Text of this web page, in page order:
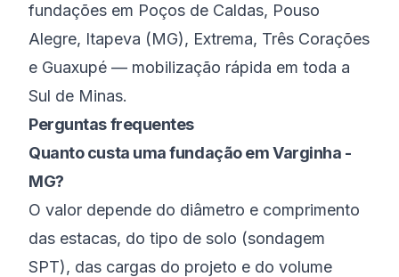
fundações em Poços de Caldas, Pouso
Alegre, Itapeva (MG), Extrema, Três Corações
e Guaxupé — mobilização rápida em toda a
Sul de Minas.
Perguntas frequentes
Quanto custa uma fundação em Varginha -
MG?
O valor depende do diâmetro e comprimento
das estacas, do tipo de solo (sondagem
SPT), das cargas do projeto e do volume